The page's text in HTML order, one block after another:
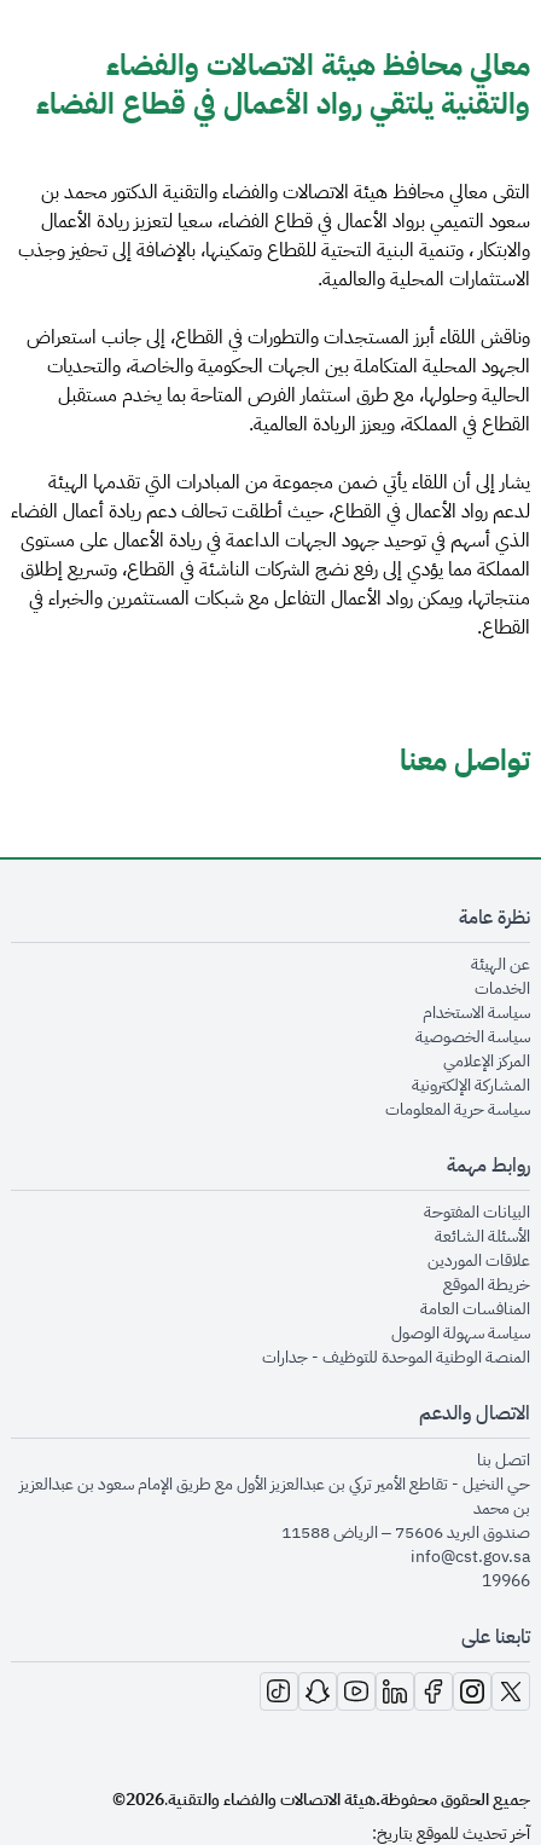
معالي محافظ هيئة الاتصالات والفضاء
والتقنية يلتقي رواد الأعمال في قطاع الفضاء
التقى معالي محافظ هيئة الاتصالات والفضاء والتقنية الدكتور محمد بن
سعود التميمي برواد الأعمال في قطاع الفضاء، سعيا لتعزيز ريادة الأعمال
والابتكار ، وتنمية البنية التحتية للقطاع وتمكينها، بالإضافة إلى تحفيز وجذب
الاستثمارات المحلية والعالمية.
وناقش اللقاء أبرز المستجدات والتطورات في القطاع، إلى جانب استعراض
الجهود المحلية المتكاملة بين الجهات الحكومية والخاصة، والتحديات
الحالية وحلولها، مع طرق استثمار الفرص المتاحة بما يخدم مستقبل
القطاع في المملكة، ويعزز الريادة العالمية.
يشار إلى أن اللقاء يأتي ضمن مجموعة من المبادرات التي تقدمها الهيئة
لدعم رواد الأعمال في القطاع، حيث أطلقت تحالف دعم ريادة أعمال الفضاء
الذي أسهم في توحيد جهود الجهات الداعمة في ريادة الأعمال على مستوى
المملكة مما يؤدي إلى رفع نضج الشركات الناشئة في القطاع، وتسريع إطلاق
منتجاتها، ويمكن رواد الأعمال التفاعل مع شبكات المستثمرين والخبراء في
القطاع.
تواصل معنا
نظرة عامة
عن الهيئةopens in new window
الخدماتopens in new window
سياسة الاستخدام
سياسة الخصوصيةopens in new window
المركز الإعلاميopens in new window
المشاركة الإلكترونيةopens in new window
سياسة حرية المعلوماتopens in new window
روابط مهمة
البيانات المفتوحةopens in new window
الأسئلة الشائعةopens in new window
علاقات الموردينopens in new window
خريطة الموقعopens in new window
المنافسات العامةopens in new window
سياسة سهولة الوصولopens in new window
المنصة الوطنية الموحدة للتوظيف - جداراتopens in new window
الاتصال والدعم
اتصل بنا
حي النخيل - تقاطع الأمير تركي بن عبدالعزيز الأول مع طريق الإمام سعود بن عبدالعزيز
بن محمد
صندوق البريد 75606 – الرياض 11588
info@cst.gov.sa
19966
تابعنا على
opens in new window
opens in new window
opens in new window
opens in new window
opens in new window
opens in new window
opens in new window
جميع الحقوق محفوظة.هيئة الاتصالات والفضاء والتقنية.
2026©
آخر تحديث للموقع بتاريخ: